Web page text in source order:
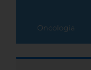
Oncologia